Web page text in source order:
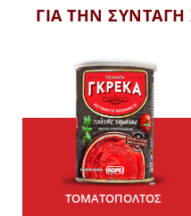
ΓΙΑ ΤΗΝ
ΤΟΜΑΤΟΠΟΛΤΟΣ